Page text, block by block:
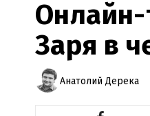
Онлайн-
Заря в
Анатолий Дерека